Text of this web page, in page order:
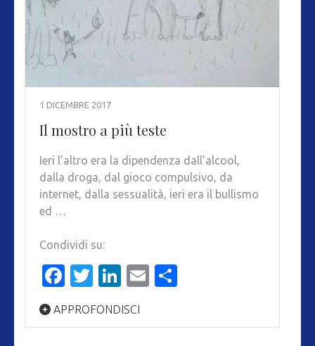
1 DICEMBRE 2017
Il mostro a più teste
Ieri l’altro era la dipendenza dall’alcool,
dalla droga, dal gioco compulsivo, da
internet, dalla sessualità, ieri era il bullismo
ed …
Condividi su:
Facebook
Twitter
LinkedIn
Email
APPROFONDISCI